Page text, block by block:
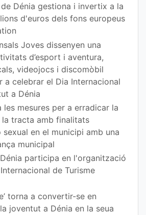
Dénia gestiona i invertix a la
d'euros dels fons europeus
Joves dissenyen una
d’esport i aventura,
videojocs i discomòbil
a celebrar el Dia Internacional
a Dénia
les mesures per a erradicar la
tracta amb finalitats
en el municipi amb una
municipal
participa en l'organització
de Turisme
torna a convertir-se en
joventut a Dénia en la seua